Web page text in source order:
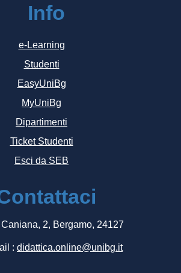
Info
e-Learning
Studenti
EasyUniBg
MyUniBg
Dipartimenti
Ticket Studenti
Esci da SEB
2, Bergamo, 24127
: didattica.online@unibg.it